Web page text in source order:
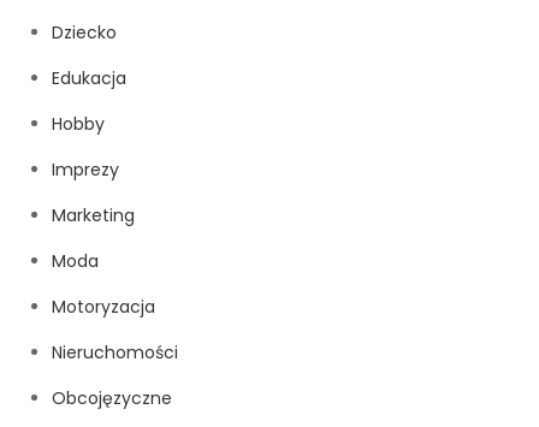
Dziecko
Edukacja
Hobby
Imprezy
Marketing
Moda
Motoryzacja
Nieruchomości
Obcojęzyczne